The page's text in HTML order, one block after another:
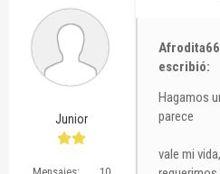
Junior
escribió:
Hagamos
parece
vale mi